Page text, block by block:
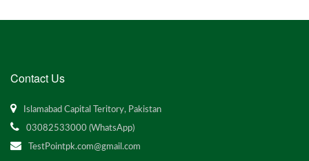
Contact Us
Islamabad Capital Teritory, Pakistan
03082533000 (WhatsApp)
TestPointpk.com@gmail.com